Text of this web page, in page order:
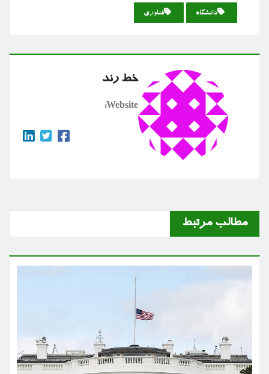
دانشگاه فناوری
خط رند
Website:
مطالب مرتبط